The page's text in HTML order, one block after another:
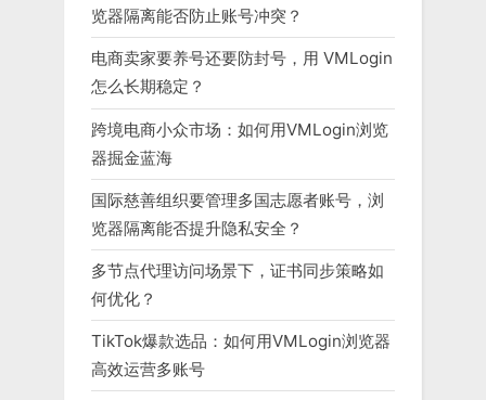
览器隔离能否防止账号冲突？
电商卖家要养号还要防封号，用 VMLogin
怎么长期稳定？
跨境电商小众市场：如何用VMLogin浏览
器掘金蓝海
国际慈善组织要管理多国志愿者账号，浏
览器隔离能否提升隐私安全？
多节点代理访问场景下，证书同步策略如
何优化？
TikTok爆款选品：如何用VMLogin浏览器
高效运营多账号